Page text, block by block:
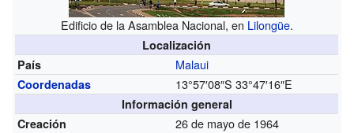
Edificio de la Asamblea Nacional, en Lilongüe.
Localización
País
Malaui
Coordenadas 13°57′08″S 33°47′16″E
Información general
Creación
26 de mayo de 1964